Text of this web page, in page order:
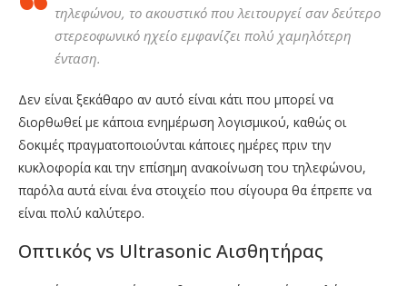
τηλεφώνου, το ακουστικό που λειτουργεί σαν δεύτερο
στερεοφωνικό ηχείο εμφανίζει πολύ χαμηλότερη
ένταση.
Δεν είναι ξεκάθαρο αν αυτό είναι κάτι που μπορεί να
διορθωθεί με κάποια ενημέρωση λογισμικού, καθώς οι
δοκιμές πραγματοποιούνται κάποιες ημέρες πριν την
κυκλοφορία και την επίσημη ανακοίνωση του τηλεφώνου,
παρόλα αυτά είναι ένα στοιχείο που σίγουρα θα έπρεπε να
είναι πολύ καλύτερο.
Οπτικός vs Ultrasonic Αισθητήρας